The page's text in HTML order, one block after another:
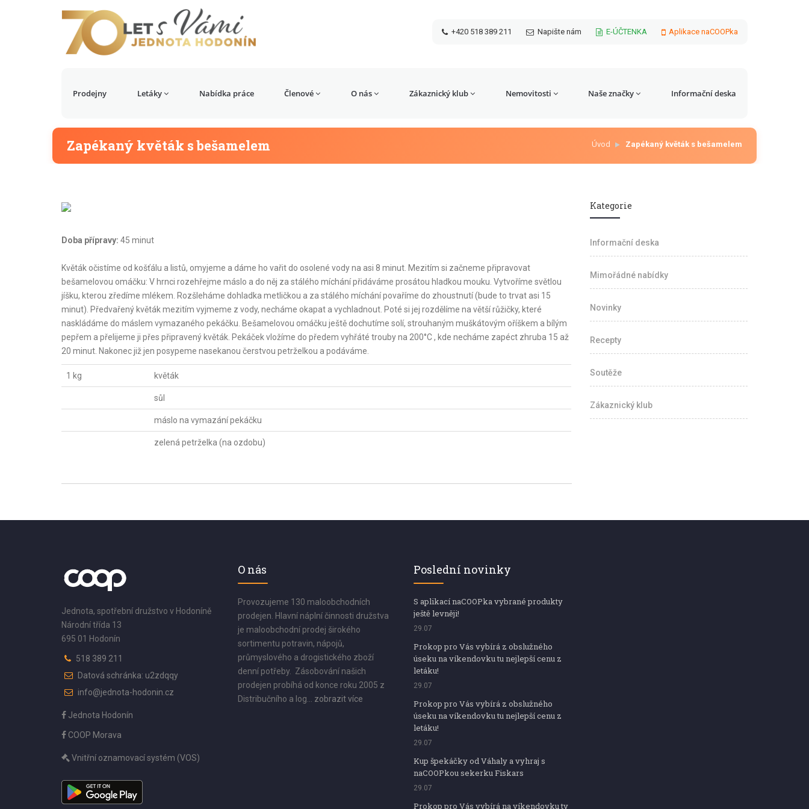
+420 518 389 211 Napište nám E-ÚČTENKA Aplikace naCOOPka
Prodejny Letáky Nabídka práce Členové O nás Zákaznický klub Nemovitosti Naše značky Informační deska
Zapékaný květák s bešamelem Úvod Zapékaný květák s bešamelem
Doba přípravy: 45 minut
Květák očistíme od košťálu a listů, omyjeme a dáme ho vařit do osolené vody na asi 8 minut. Mezitím si začneme připravovat
bešamelovou omáčku: V hrnci rozehřejme máslo a do něj za stálého míchání přidáváme prosátou hladkou mouku. Vytvoříme světlou
jíšku, kterou zředíme mlékem. Rozšleháme dohladka metličkou a za stálého míchání povaříme do zhoustnutí (bude to trvat asi 15
minut). Předvařený květák mezitím vyjmeme z vody, necháme okapat a vychladnout. Poté si jej rozdělíme na větší růžičky, které
naskládáme do máslem vymazaného pekáčku. Bešamelovou omáčku ještě dochutíme solí, strouhaným muškátovým oříškem a bílým
pepřem a přelijeme ji přes připravený květák. Pekáček vložíme do předem vyhřáté trouby na 200°C , kde necháme zapéct zhruba 15 až
20 minut. Nakonec již jen posypeme nasekanou čerstvou petrželkou a podáváme.
1 kg květák
sůl
máslo na vymazání pekáčku
zelená petrželka (na ozdobu)
Kategorie
Informační deska
Mimořádné nabídky
Novinky
Recepty
Soutěže
Zákaznický klub
Jednota, spotřební družstvo v Hodoníně
Národní třída 13
695 01 Hodonín
518 389 211
Datová schránka: u2zdqqy
info@jednota-hodonin.cz
Jednota Hodonín
COOP Morava
Vnitřní oznamovací systém (VOS)
O nás
Provozujeme 130 maloobchodních
prodejen. Hlavní náplní činnosti družstva
je maloobchodní prodej širokého
sortimentu potravin, nápojů,
průmyslového a drogistického zboží
denní potřeby. Zásobování našich
prodejen probíhá od konce roku 2005 z
Distribučního a log... zobrazit více
Poslední novinky
S aplikací naCOOPka vybrané produkty
ještě levněji!
29.07
Prokop pro Vás vybírá z obslužného
úseku na víkendovku tu nejlepší cenu z
letáku!
29.07
Prokop pro Vás vybírá z obslužného
úseku na víkendovku tu nejlepší cenu z
letáku!
29.07
Kup špekáčky od Váhaly a vyhraj s
naCOOPkou sekerku Fiskars
29.07
Prokop pro Vás vybírá na víkendovku ty